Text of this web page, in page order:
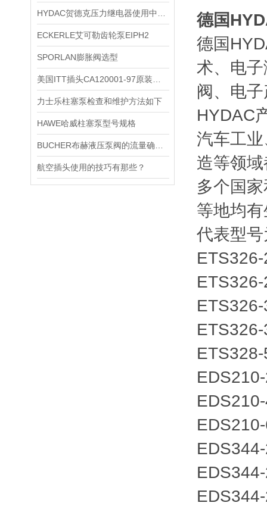
ECKERLE艾可勒齿轮泵EIPH2
SPORLAN膨胀阀选型
力士乐柱塞泵检查和维护方法如下
HAWE哈威柱塞泵型号规格
航空插头使用的技巧有那些？
德国
德国
术、电
阀、电
HYDAC
汽车工
造等领
多个国
等地均
代表型